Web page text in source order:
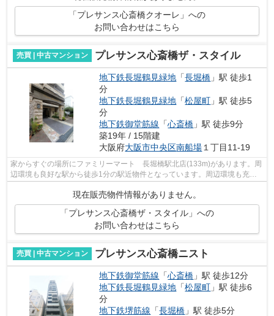
「プレサンス心斎橋クオーレ」への
お問い合わせはこちら
売買 | 中古マンション プレサンス心斎橋ザ・スタイル
地下鉄長堀鶴見緑地 「長堀橋 」駅 徒歩1
分
地下鉄長堀鶴見緑地 「松屋町 」駅 徒歩5
分
地下鉄御堂筋線 「心斎橋 」駅 徒歩9分
築19年 / 15階建
大阪府大阪市中央区南船場 １丁目11-19
家からすぐの場所にファミリーマート 長堀橋駅北店(133m)があります。周
辺環境も良好な駅から徒歩1分の駅近物件となっています。周辺環境も充実
現在販売物件情報がありません。
「プレサンス心斎橋ザ・スタイル」への
お問い合わせはこちら
売買 | 中古マンション プレサンス心斎橋ニスト
地下鉄御堂筋線 「心斎橋 」駅 徒歩12分
地下鉄長堀鶴見緑地 「松屋町 」駅 徒歩6
分
地下鉄堺筋線 「長堀橋 」駅 徒歩5分